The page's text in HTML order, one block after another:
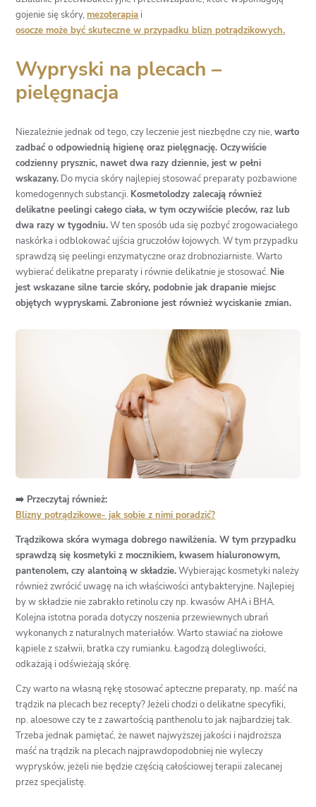
gojenie się skóry, mezoterapia i
osocze może być skuteczne w przypadku blizn potrądzikowych.
Wypryski na plecach –
pielęgnacja
Niezależnie jednak od tego, czy leczenie jest niezbędne czy nie,warto
zadbać o odpowiednią higienę oraz pielęgnację. Oczywiście
codzienny prysznic, nawet dwa razy dziennie, jest w pełni
wskazany. Do mycia skóry najlepiej stosować preparaty pozbawione
komedogennych substancji. Kosmetolodzy zalecają również
delikatne peelingi całego ciała, w tym oczywiście pleców, raz lub
dwa razy w tygodniu.W ten sposób uda się pozbyć zrogowaciałego
naskórka i odblokować ujścia gruczołów łojowych. W tym przypadku
sprawdzą się peelingi enzymatyczne oraz drobnoziarniste. Warto
wybierać delikatne preparaty i równie delikatnie je stosować. Nie
jest wskazane silne tarcie skóry, podobnie jak drapanie miejsc
objętych wypryskami. Zabronione jest również wyciskanie zmian.
➡️ Przeczytaj również:
Blizny potrądzikowe- jak sobie z nimi poradzić?
Trądzikowa skóra wymaga dobrego nawilżenia. W tym przypadku
sprawdzą się kosmetyki z mocznikiem, kwasem hialuronowym,
pantenolem, czy alantoiną w składzie.Wybierając kosmetyki należy
również zwrócić uwagę na ich właściwości antybakteryjne. Najlepiej
by w składzie nie zabrakło retinolu czy np. kwasów AHA i BHA.
Kolejna istotna porada dotyczy noszenia przewiewnych ubrań
wykonanych z naturalnych materiałów. Warto stawiać na ziołowe
kąpiele z szałwii, bratka czy rumianku. Łagodzą dolegliwości,
odkażają i odświeżają skórę.
Czy warto na własną rękę stosować apteczne preparaty, np. maść na
trądzik na plecach bez recepty? Jeżeli chodzi o delikatne specyfiki,
np. aloesowe czy te z zawartością panthenolu to jak najbardziej tak.
Trzeba jednak pamiętać, że nawet najwyższej jakości i najdroższa
maść na trądzik na plecach najprawdopodobniej nie wyleczy
wyprysków, jeżeli nie będzie częścią całościowej terapii zalecanej
przez specjalistę.